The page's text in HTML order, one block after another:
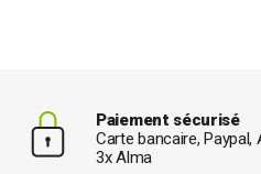
Paiement sécurisé
Carte bancaire, Paypal,
3x Alma